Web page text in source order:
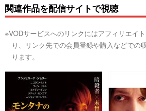
関連作品を配信サイトで視聴
※VODサービスへのリンクにはアフィリエイ
り、リンク先での会員登録や購入などでの
ります。